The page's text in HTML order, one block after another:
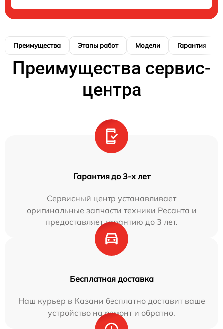
Преимущества Этапы работ Модели Гарантия
Преимущества сервис-
центра
Гарантия до 3-х лет
Сервисный центр устанавливает
оригинальные запчасти техники Ресанта и
предоставляет гарантию до 3 лет.
Бесплатная доставка
Наш курьер в Казани бесплатно доставит ваше
устройство на ремонт и обратно.